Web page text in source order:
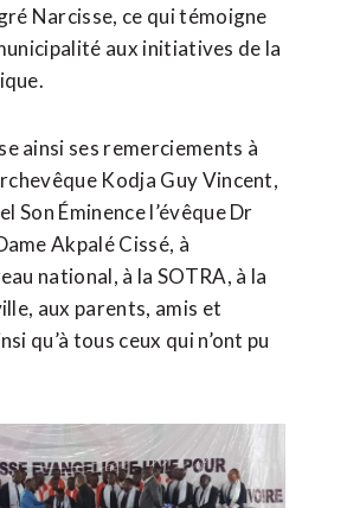
Narcisse, ce qui témoigne
aux initiatives de la
ainsi ses remerciements à
Kodja Guy Vincent,
Son Éminence l’évêque Dr
Akpalé Cissé, à
national, à la SOTRA, à la
aux parents, amis et
qu’à tous ceux qui n’ont pu